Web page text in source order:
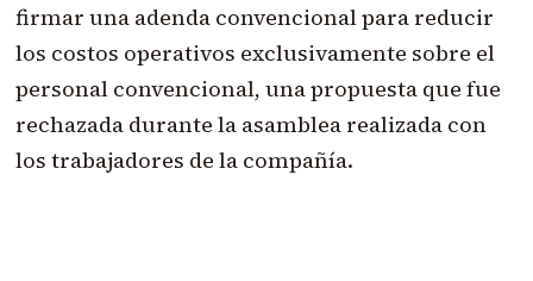
firmar una adenda convencional para reducir
los costos operativos exclusivamente sobre el
personal convencional, una propuesta que fue
rechazada durante la asamblea realizada con
los trabajadores de la compañía.